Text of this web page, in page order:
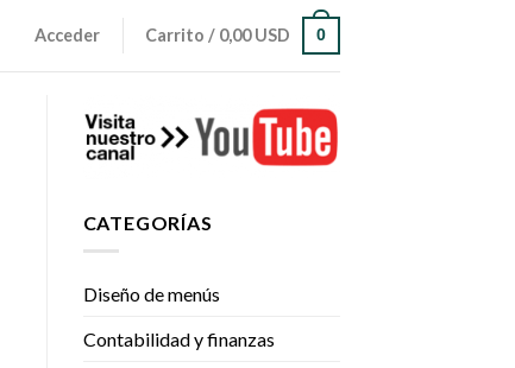
Acceder Carrito / 0,00 USD 0
CATEGORÍAS
Diseño de menús
Contabilidad y finanzas